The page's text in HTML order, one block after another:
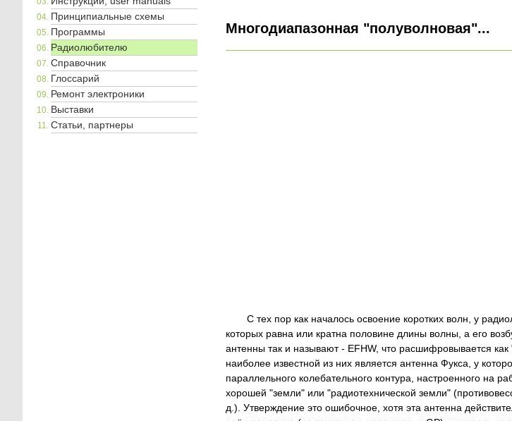
Принципиальные схемы
Программы
Радиолюбителю
Справочник
Глоссарий
Ремонт электроники
Выставки
Статьи, партнеры
Многодиапазонная "полуволновая"...
С тех пор как началось освоение коротких волн, у
которых равна или кратна половине длины волны, а его
антенны так и называют - EFHW, что расшифровывается
наиболее известной из них является антенна Фукса, у
параллельного колебательного контура, настроенного на
хорошей "земли" или "радиотехнической земли"
д.). Утверждение это ошибочное, хотя эта антенна